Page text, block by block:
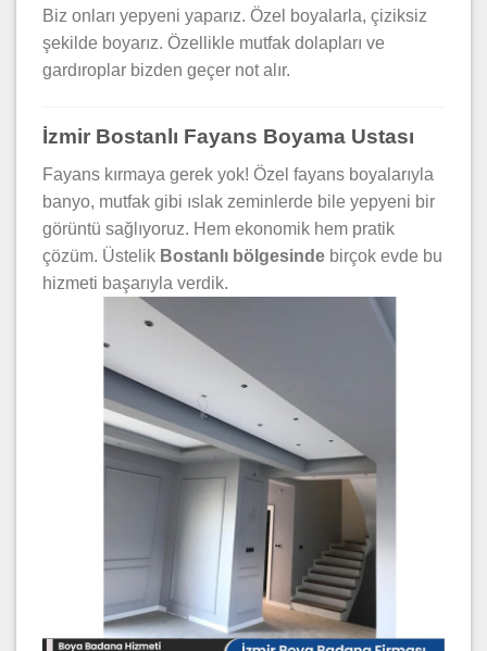
Biz onları yepyeni yaparız. Özel boyalarla, çiziksiz
şekilde boyarız. Özellikle mutfak dolapları ve
gardıroplar bizden geçer not alır.
İzmir Bostanlı Fayans Boyama Ustası
Fayans kırmaya gerek yok! Özel fayans boyalarıyla
banyo, mutfak gibi ıslak zeminlerde bile yepyeni bir
görüntü sağlıyoruz. Hem ekonomik hem pratik
çözüm. Üstelik Bostanlı bölgesinde birçok evde bu
hizmeti başarıyla verdik.